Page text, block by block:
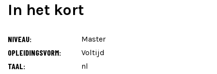
In het kort
NIVEAU:
Master
OPLEIDINGSVORM:
Voltijd
TAAL:
nl